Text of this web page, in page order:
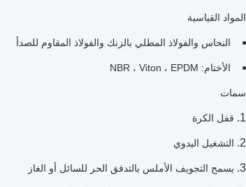
المواد القياسية
النحاس والفولاذ المطلي بالزنك والفولاذ المقاوم للصدأ
الأختام: NBR ، Viton ، EPDM
سمات
قفل الكرة
التشغيل اليدوي
يسمح التجويف الأملس بالتدفق الحر للسائل أو الغاز